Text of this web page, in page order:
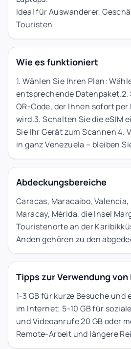
Ideal für Auswanderer,
Touristen
Wie es funktioniert
1. Wählen Sie Ihren Plan:
entsprechende Datenpaket.2.
QR-Code, der Ihnen sofort
wird.3. Schalten Sie die eSIM
Sie Ihr Gerät zum Scannen 4.
in ganz Venezuela – bleiben
Abdeckungsbereiche
Caracas, Maracaibo,
Maracay, Mérida, die Insel
Touristenorte an der
Anden gehören zu den
Tipps zur Verwendung von
1-3 GB für kurze Besuche
im Internet; 5-10 GB für
und Videoanrufe 20 GB oder
Remote-Arbeit und längere